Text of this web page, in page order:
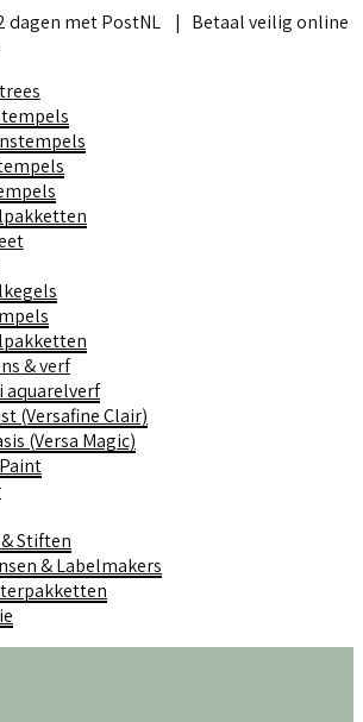
dagen met PostNL | Betaal veilig online
& verf
aquarelverf
(Versafine Clair)
(Versa Magic)
Stiften
& Labelmakers